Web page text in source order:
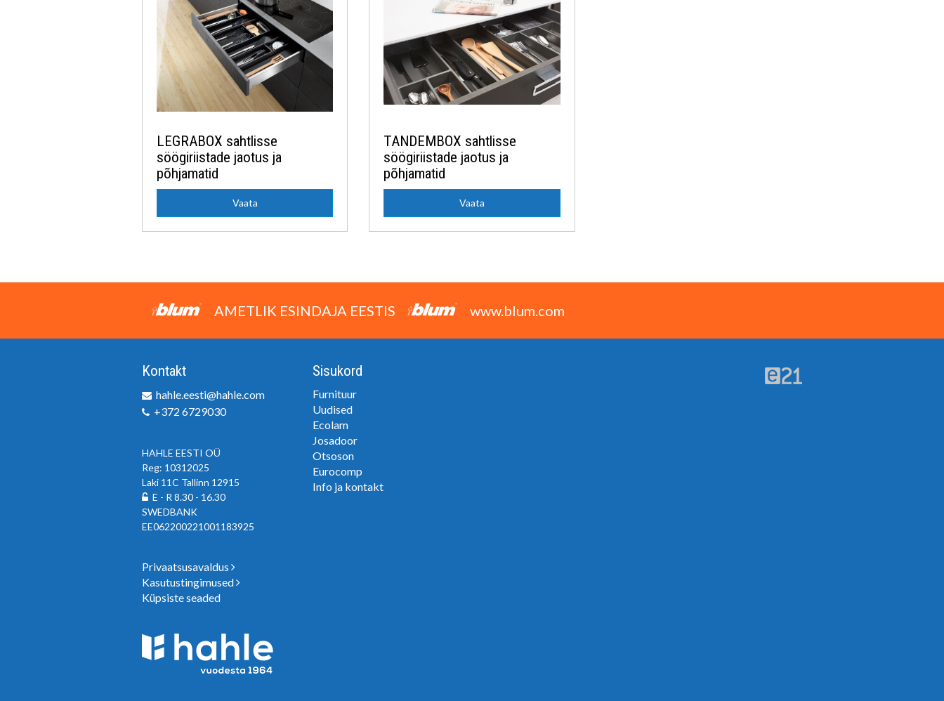
LEGRABOX sahtlisse
söögiriistade jaotus ja
põhjamatid
Vaata
TANDEMBOX sahtlisse
söögiriistade jaotus ja
põhjamatid
Vaata
AMETLIK ESINDAJA EESTIS www.blum.com
Kontakt
hahle.eesti@hahle.com
+372 6729030
HAHLE EESTI OÜ
Reg: 10312025
Laki 11C Tallinn 12915
E - R 8.30 - 16.30
SWEDBANK
EE062200221001183925
Privaatsusavaldus
Kasutustingimused
Küpsiste seaded
Sisukord
Furnituur
Uudised
Ecolam
Josadoor
Otsoson
Eurocomp
Info ja kontakt